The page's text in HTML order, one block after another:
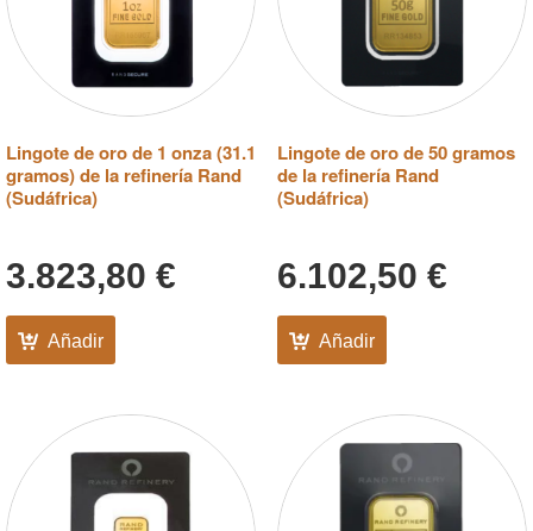
Lingote de oro de 1 onza (31.1
gramos) de la refinería Rand
(Sudáfrica)
3.823,80 €
Añadir
Lingote de oro de 50 gramos
de la refinería Rand
(Sudáfrica)
6.102,50 €
Añadir